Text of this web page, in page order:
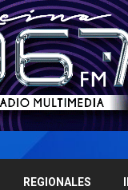
REGIONALES